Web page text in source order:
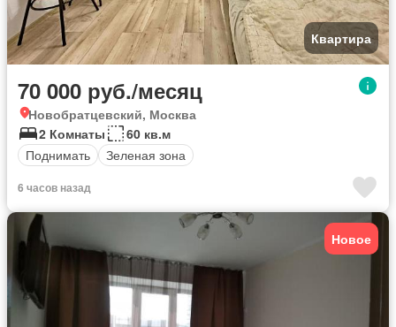
Квартира
70 000 руб./месяц
Новобратцевский, Москва
2 Комнаты
60 кв.м
Поднимать
Зеленая зона
6 часов назад
Новое